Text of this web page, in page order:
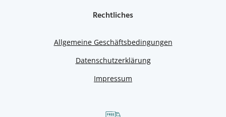
Rechtliches
Allgemeine Geschäftsbedingungen
Datenschutzerklärung
Impressum